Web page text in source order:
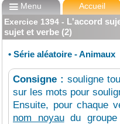
Menu Accueil
Exercice 1394 - L'accord
sujet et verbe (2)
• Série aléatoire - Animaux
Consigne : souligne
sur les mots pour
Ensuite, pour chaque
nom noyaudu groupe